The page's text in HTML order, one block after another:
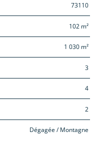
73110
102 m²
1 030 m²
3
4
2
Dégagée / Montagne